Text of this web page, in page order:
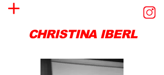
CHRISTINA IBERL